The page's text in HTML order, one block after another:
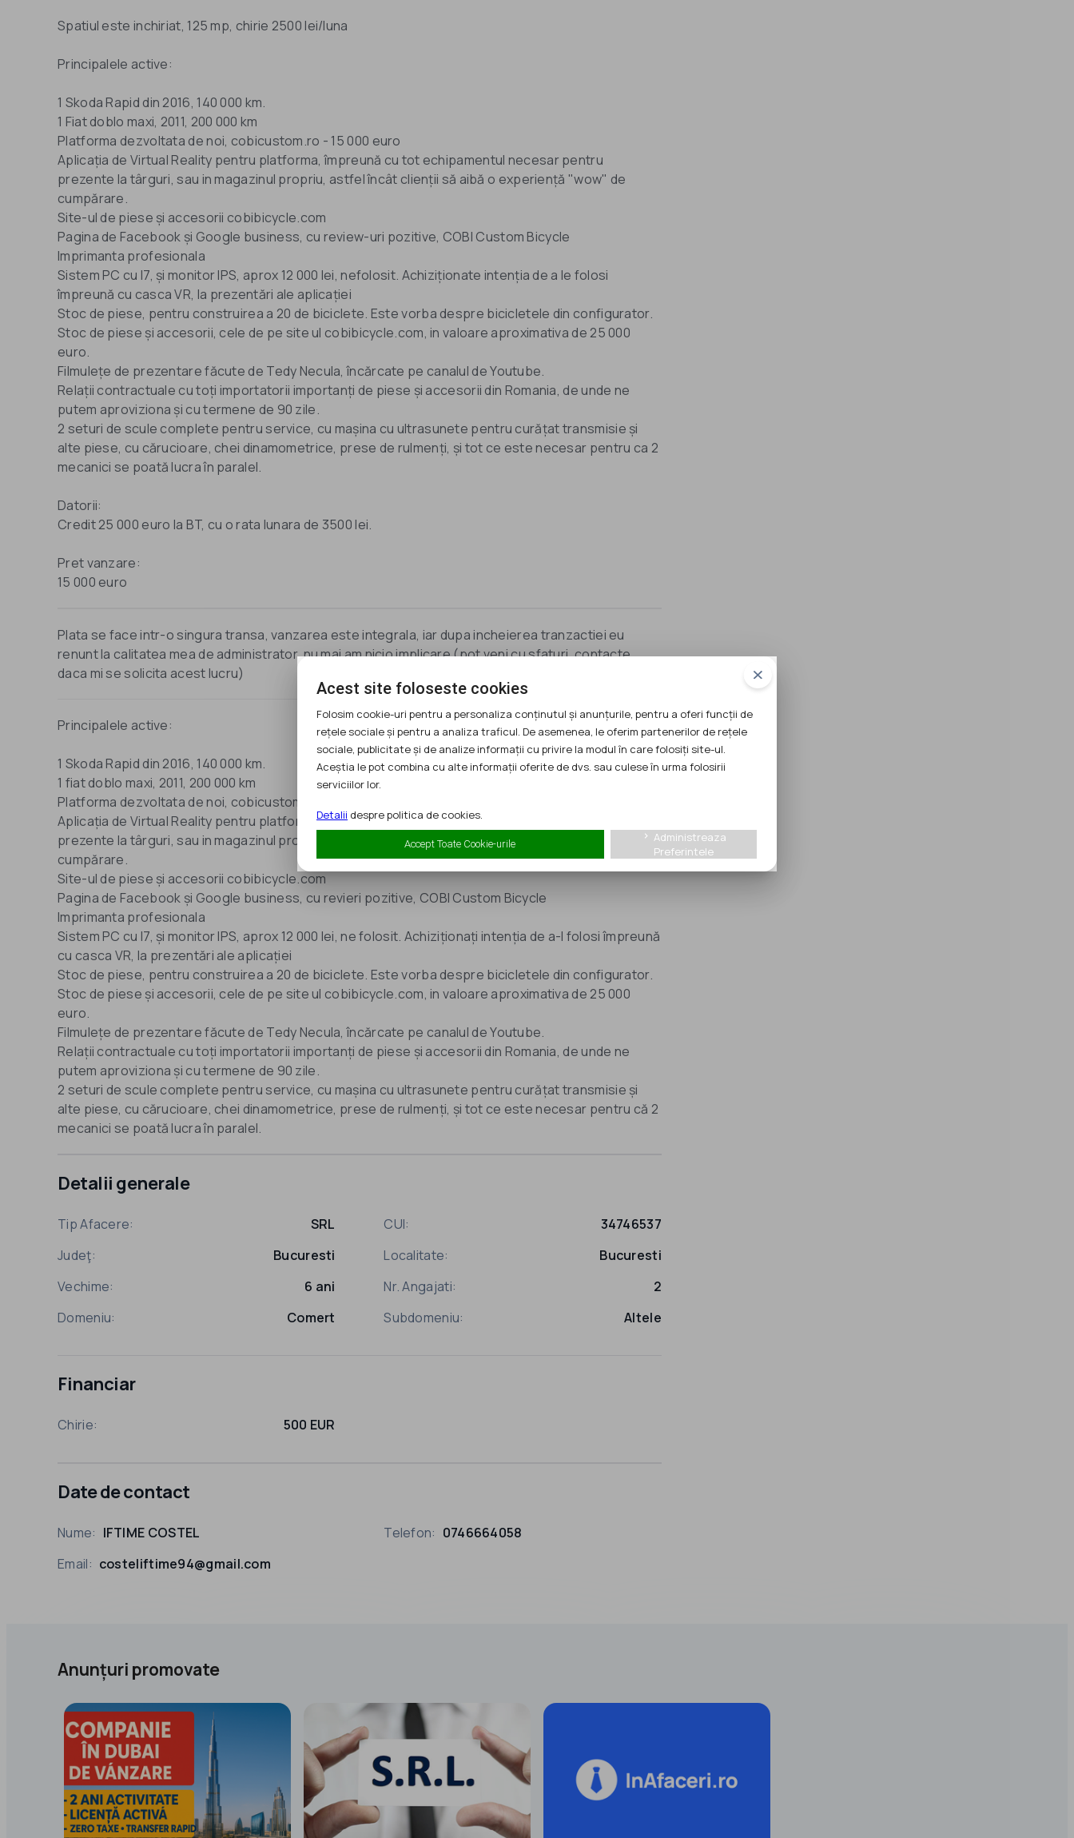
Spatiul este inchiriat, 125 mp, chirie 2500 lei/luna
Principalele active:
1 Skoda Rapid din 2016, 140 000 km.
1 Fiat doblo maxi, 2011, 200 000 km
Platforma dezvoltata de noi, cobicustom.ro - 15 000 euro
Aplicația de Virtual Reality pentru platforma, împreună cu tot echipamentul necesar pentru
prezente la târguri, sau in magazinul propriu, astfel încât clienții să aibă o experiență "wow" de
cumpărare.
Site-ul de piese și accesorii cobibicycle.com
Pagina de Facebook și Google business, cu review-uri pozitive, COBI Custom Bicycle
Imprimanta profesionala
Sistem PC cu I7, și monitor IPS, aprox 12 000 lei, nefolosit. Achiziționate intenția de a le folosi
împreună cu casca VR, la prezentări ale aplicației
Stoc de piese, pentru construirea a 20 de biciclete. Este vorba despre bicicletele din configurator.
Stoc de piese și accesorii, cele de pe site ul cobibicycle.com, in valoare aproximativa de 25 000
euro.
Filmulețe de prezentare făcute de Tedy Necula, încărcate pe canalul de Youtube.
Relații contractuale cu toți importatorii importanți de piese și accesorii din Romania, de unde ne
putem aproviziona și cu termene de 90 zile.
2 seturi de scule complete pentru service, cu mașina cu ultrasunete pentru curățat transmisie și
alte piese, cu cărucioare, chei dinamometrice, prese de rulmenți, și tot ce este necesar pentru ca 2
mecanici se poată lucra în paralel.
Datorii:
Credit 25 000 euro la BT, cu o rata lunara de 3500 lei.
Pret vanzare:
15 000 euro
Plata se face intr-o singura transa, vanzarea este integrala, iar dupa incheierea tranzactiei eu
renunt la calitatea mea de administrator, nu mai am nicio implicare (pot veni cu sfaturi, contacte
daca mi se solicita acest lucru)
Principalele active:
1 Skoda Rapid din 2016, 140 000 km.
1 fiat doblo maxi, 2011, 200 000 km
Platforma dezvoltata de noi, cobicustom.ro - 15 000 euro
Aplicația de Virtual Reality pentru platforma, împreună cu tot echipamentul necesar pentru
prezente la târguri, sau in magazinul propriu, astfel încât clienții să aibă o experiență "wow" de
cumpărare.
Site-ul de piese și accesorii cobibicycle.com
Pagina de Facebook și Google business, cu revieri pozitive, COBI Custom Bicycle
Imprimanta profesionala
Sistem PC cu I7, și monitor IPS, aprox 12 000 lei, ne folosit. Achiziționați intenția de a-l folosi împreună
cu casca VR, la prezentări ale aplicației
Stoc de piese, pentru construirea a 20 de biciclete. Este vorba despre bicicletele din configurator.
Stoc de piese și accesorii, cele de pe site ul cobibicycle.com, in valoare aproximativa de 25 000
euro.
Filmulețe de prezentare făcute de Tedy Necula, încărcate pe canalul de Youtube.
Relații contractuale cu toți importatorii importanți de piese și accesorii din Romania, de unde ne
putem aproviziona și cu termene de 90 zile.
2 seturi de scule complete pentru service, cu mașina cu ultrasunete pentru curățat transmisie și
alte piese, cu cărucioare, chei dinamometrice, prese de rulmenți, și tot ce este necesar pentru că 2
mecanici se poată lucra în paralel.
Detalii generale
Tip Afacere: SRL CUI:
34746537
Judeţ:
Bucuresti Localitate:
Bucuresti
Vechime:
6 ani Nr. Angajati:
2
Domeniu:
Comert Subdomeniu: Altele
Financiar
Chirie: 500 EUR
Date de contact
Nume: IFTIME COSTEL Telefon: 0746664058
Email: costeliftime94@gmail.com
Anunțuri promovate
Acest site foloseste cookies
Folosim cookie-uri pentru a personaliza conținutul și anunțurile, pentru a oferi funcții de
rețele sociale și pentru a analiza traficul. De asemenea, le oferim partenerilor de rețele
sociale, publicitate și de analize informații cu privire la modul în care folosiți site-ul.
Aceștia le pot combina cu alte informații oferite de dvs. sau culese în urma folosirii
serviciilor lor.
Detalii despre politica de cookies.
Accept Toate Cookie-urile
keyboard_arrow_right
Administreaza
Preferintele